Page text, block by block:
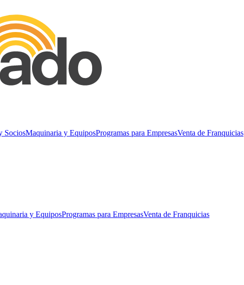
SociosMaquinaria y EquiposProgramas para EmpresasVenta de Franquicias
y EquiposProgramas para EmpresasVenta de Franquicias